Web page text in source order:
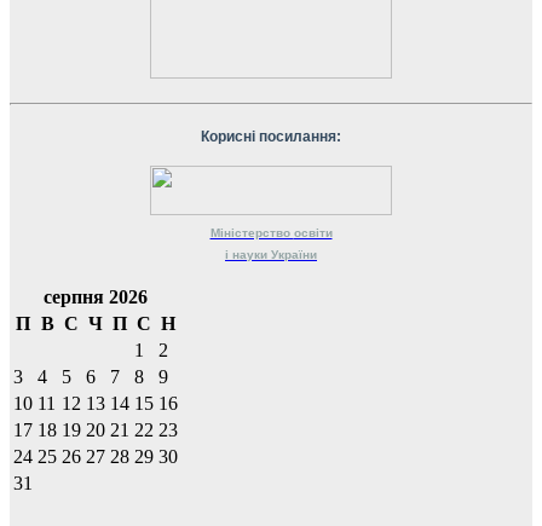
Корисні посилання:
Міністерство освіти
і науки України
серпня 2026
П В С Ч П С Н
1
2
3
4 5 6 7 8
9
10 11 12 13 14 15 16
17 18 19 20 21 22 23
24 25 26 27 28 29 30
31